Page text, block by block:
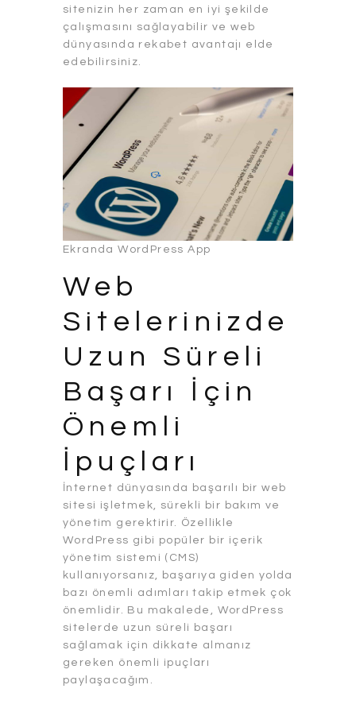
sitenizin her zaman en iyi şekilde
çalışmasını sağlayabilir ve web
dünyasında rekabet avantajı elde
edebilirsiniz.
Ekranda WordPress App
Web
Sitelerinizde
Uzun Süreli
Başarı İçin
Önemli
İpuçları
İnternet dünyasında başarılı bir web
sitesi işletmek, sürekli bir bakım ve
yönetim gerektirir. Özellikle
WordPress gibi popüler bir içerik
yönetim sistemi (CMS)
kullanıyorsanız, başarıya giden yolda
bazı önemli adımları takip etmek çok
önemlidir. Bu makalede, WordPress
sitelerde uzun süreli başarı
sağlamak için dikkate almanız
gereken önemli ipuçları
paylaşacağım.